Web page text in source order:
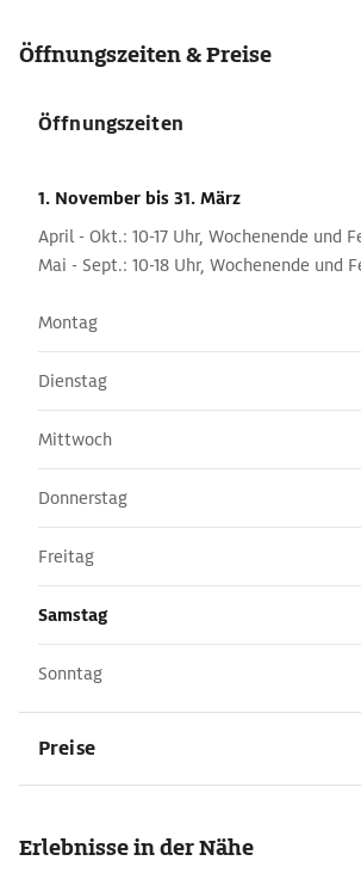
Öffnungszeiten & Preise
Öffnungszeiten
1. November bis 31. März
April - Okt.: 10-17 Uhr, Wochenende und
Mai - Sept.: 10-18 Uhr, Wochenende und
Montag
Dienstag
Mittwoch
Donnerstag
Freitag
Samstag
Sonntag
Preise
Erlebnisse in der Nähe